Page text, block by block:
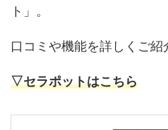
ト」。
口コミや機能を詳しくご紹
▽セラポットはこちら